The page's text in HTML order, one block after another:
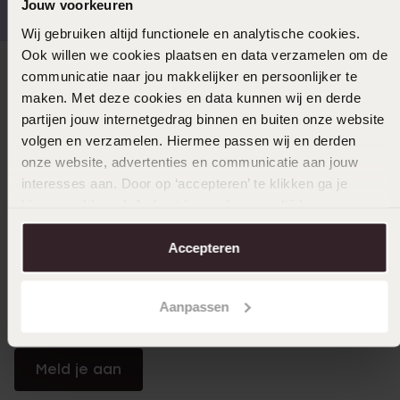
Jouw voorkeuren
Wij gebruiken altijd functionele en analytische cookies.
Ook willen we cookies plaatsen en data verzamelen om de
communicatie naar jou makkelijker en persoonlijker te
maken. Met deze cookies en data kunnen wij en derde
partijen jouw internetgedrag binnen en buiten onze website
volgen en verzamelen. Hiermee passen wij en derden
onze website, advertenties en communicatie aan jouw
interesses aan. Door op ‘accepteren’ te klikken ga je
aanpassen. Lees er meer over in onscookiebeleid.
Accepteren
Aanpassen
Direct naar
Over Lucardi
Word member en ontvang altijd minimaal 10% korting
Meld je aan